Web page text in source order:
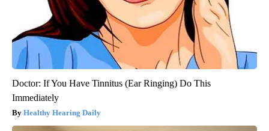
Doctor: If You Have Tinnitus (Ear Ringing) Do This
Immediately
Healthy Hearing Daily